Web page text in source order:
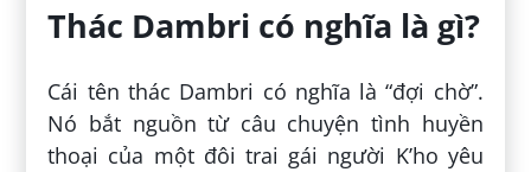
Thác Dambri có nghĩa là gì?
Cái tên thác Dambri có nghĩa là “đợi chờ”.
Nó bắt nguồn từ câu chuyện tình huyền
thoại của một đôi trai gái người K’ho yêu